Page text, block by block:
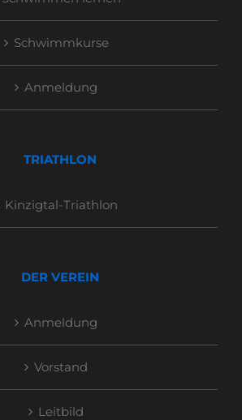
Schwimmkurse
Anmeldung
TRIATHLON
Kinzigtal-Triathlon
DER VEREIN
Anmeldung
Vorstand
Leitbild